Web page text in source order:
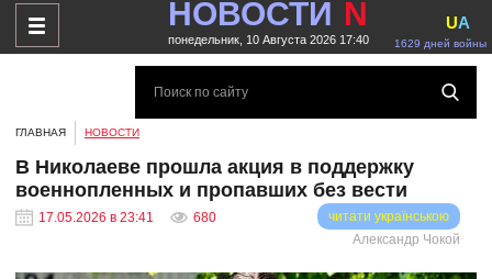
НОВОСТИ N
понедельник, 10 Августа 2026 17:40 1629 дней войны
UA
ГЛАВНАЯ НОВОСТИ
В Николаеве прошла акция в поддержку
военнопленных и пропавших без вести
17.05.2026 в 23:41 680
читати українською
Александр Чокой